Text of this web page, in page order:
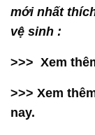
mới nhất
vệ sinh :
>>> Xem
>>> Xem
nay.